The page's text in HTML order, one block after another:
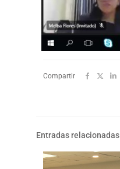
Compartir
Entradas relacionadas